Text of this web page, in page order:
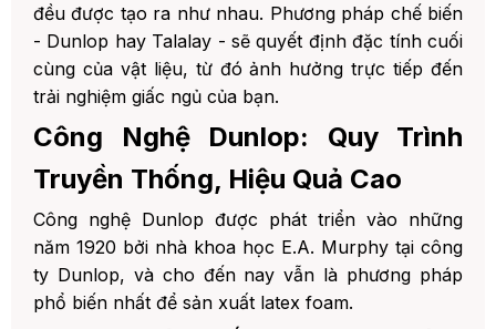
7. Những Câu Hỏi Thường Gặp Về Công Nghệ
Dunlop & Talalay
1. Latex Dunlop và Talalay có gây dị
ứng không?
2. Mùi của đệm latex mới có hại
không?
3. Đệm latex có thể sử dụng cho trẻ
em không?
4. Sự khác biệt giữa latex tổng hợp
và latex thiên nhiên?
5. Làm thế nào để phân biệt latex
Dunlop và Talalay khi mua hàng?
đều được tạo ra như nhau. Phương pháp chế biến
- Dunlop hay Talalay - sẽ quyết định đặc tính cuối
cùng của vật liệu, từ đó ảnh hưởng trực tiếp đến
trải nghiệm giấc ngủ của bạn.
Công Nghệ Dunlop: Quy Trình
Truyền Thống, Hiệu Quả Cao
Công nghệ Dunlop được phát triển vào những
năm 1920 bởi nhà khoa học E.A. Murphy tại công
ty Dunlop, và cho đến nay vẫn là phương pháp
phổ biến nhất để sản xuất latex foam.